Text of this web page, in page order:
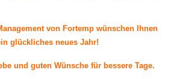
von Fortemp wünschen Ihnen
glückliches neues Jahr!
und guten Wünsche für bessere Tage.